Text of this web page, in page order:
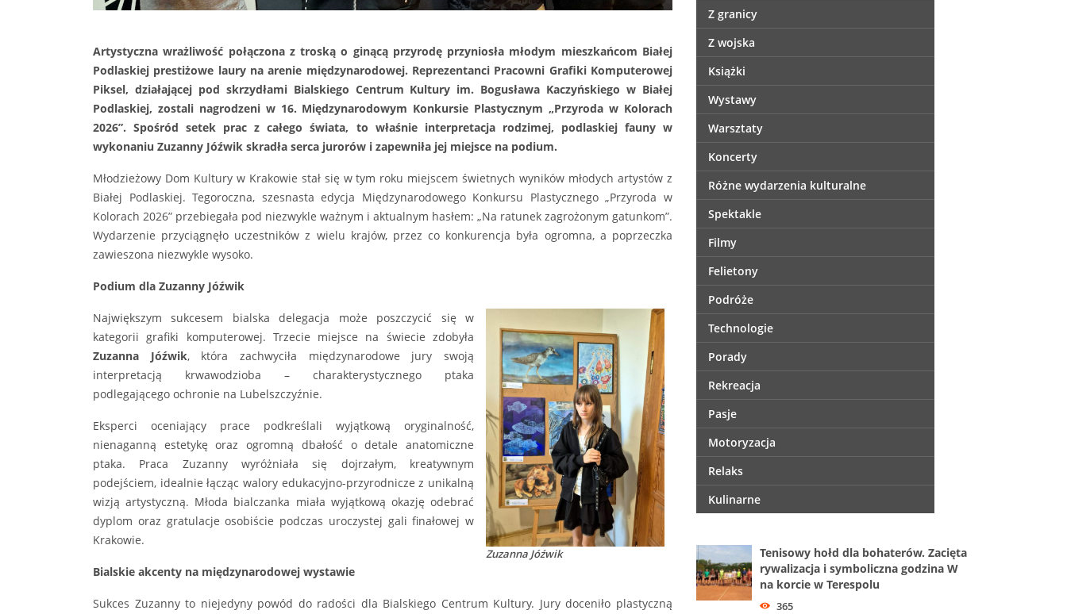
Artystyczna wrażliwość połączona z troską o ginącą przyrodę przyniosła młodym mieszkańcom Białej
Podlaskiej prestiżowe laury na arenie międzynarodowej. Reprezentanci Pracowni Grafiki Komputerowej
Piksel, działającej pod skrzydłami Bialskiego Centrum Kultury im. Bogusława Kaczyńskiego w Białej
Podlaskiej, zostali nagrodzeni w 16. Międzynarodowym Konkursie Plastycznym „Przyroda w Kolorach
2026”. Spośród setek prac z całego świata, to właśnie interpretacja rodzimej, podlaskiej fauny w
wykonaniu Zuzanny Jóźwik skradła serca jurorów i zapewniła jej miejsce na podium.
Młodzieżowy Dom Kultury w Krakowie stał się w tym roku miejscem świetnych wyników młodych artystów z
Białej Podlaskiej. Tegoroczna, szesnasta edycja Międzynarodowego Konkursu Plastycznego „Przyroda w
Kolorach 2026” przebiegała pod niezwykle ważnym i aktualnym hasłem: „Na ratunek zagrożonym gatunkom”.
Wydarzenie przyciągnęło uczestników z wielu krajów, przez co konkurencja była ogromna, a poprzeczka
zawieszona niezwykle wysoko.
Podium dla Zuzanny Jóźwik
Zuzanna Jóźwik
Największym sukcesem bialska delegacja może poszczycić się w
kategorii grafiki komputerowej. Trzecie miejsce na świecie zdobyła
Zuzanna Jóźwik, która zachwyciła międzynarodowe jury swoją
interpretacją krwawodzioba – charakterystycznego ptaka
podlegającego ochronie na Lubelszczyźnie.
Eksperci oceniający prace podkreślali wyjątkową oryginalność,
nienaganną estetykę oraz ogromną dbałość o detale anatomiczne
ptaka. Praca Zuzanny wyróżniała się dojrzałym, kreatywnym
podejściem, idealnie łącząc walory edukacyjno-przyrodnicze z unikalną
wizją artystyczną. Młoda bialczanka miała wyjątkową okazję odebrać
dyplom oraz gratulacje osobiście podczas uroczystej gali finałowej w
Krakowie.
Bialskie akcenty na międzynarodowej wystawie
Sukces Zuzanny to niejedyny powód do radości dla Bialskiego Centrum Kultury. Jury doceniło plastyczną
Z granicy
Z wojska
Książki
Wystawy
Warsztaty
Koncerty
Różne wydarzenia kulturalne
Spektakle
Filmy
Felietony
Podróże
Technologie
Porady
Rekreacja
Pasje
Motoryzacja
Relaks
Kulinarne
Tenisowy hołd dla bohaterów. Zacięta
rywalizacja i symboliczna godzina W
na korcie w Terespolu
365